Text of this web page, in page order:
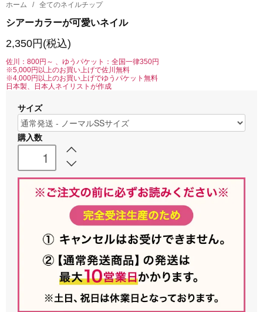
ホーム / 全てのネイルチップ
シアーカラーが可愛いネイル
2,350円(税込)
佐川：800円～ 、ゆうパケット：全国一律350円
※5,000円以上のお買い上げで佐川無料
※4,000円以上のお買い上げでゆうパケット無料
日本製、日本人ネイリストが作成
サイズ
購入数